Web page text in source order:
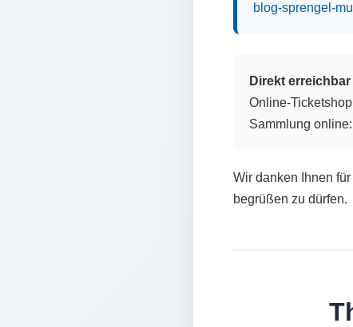
blog-sprengel-
Direkt
Online-
Sammlung online:
Wir danken Ihnen
begrüßen zu dürfen.